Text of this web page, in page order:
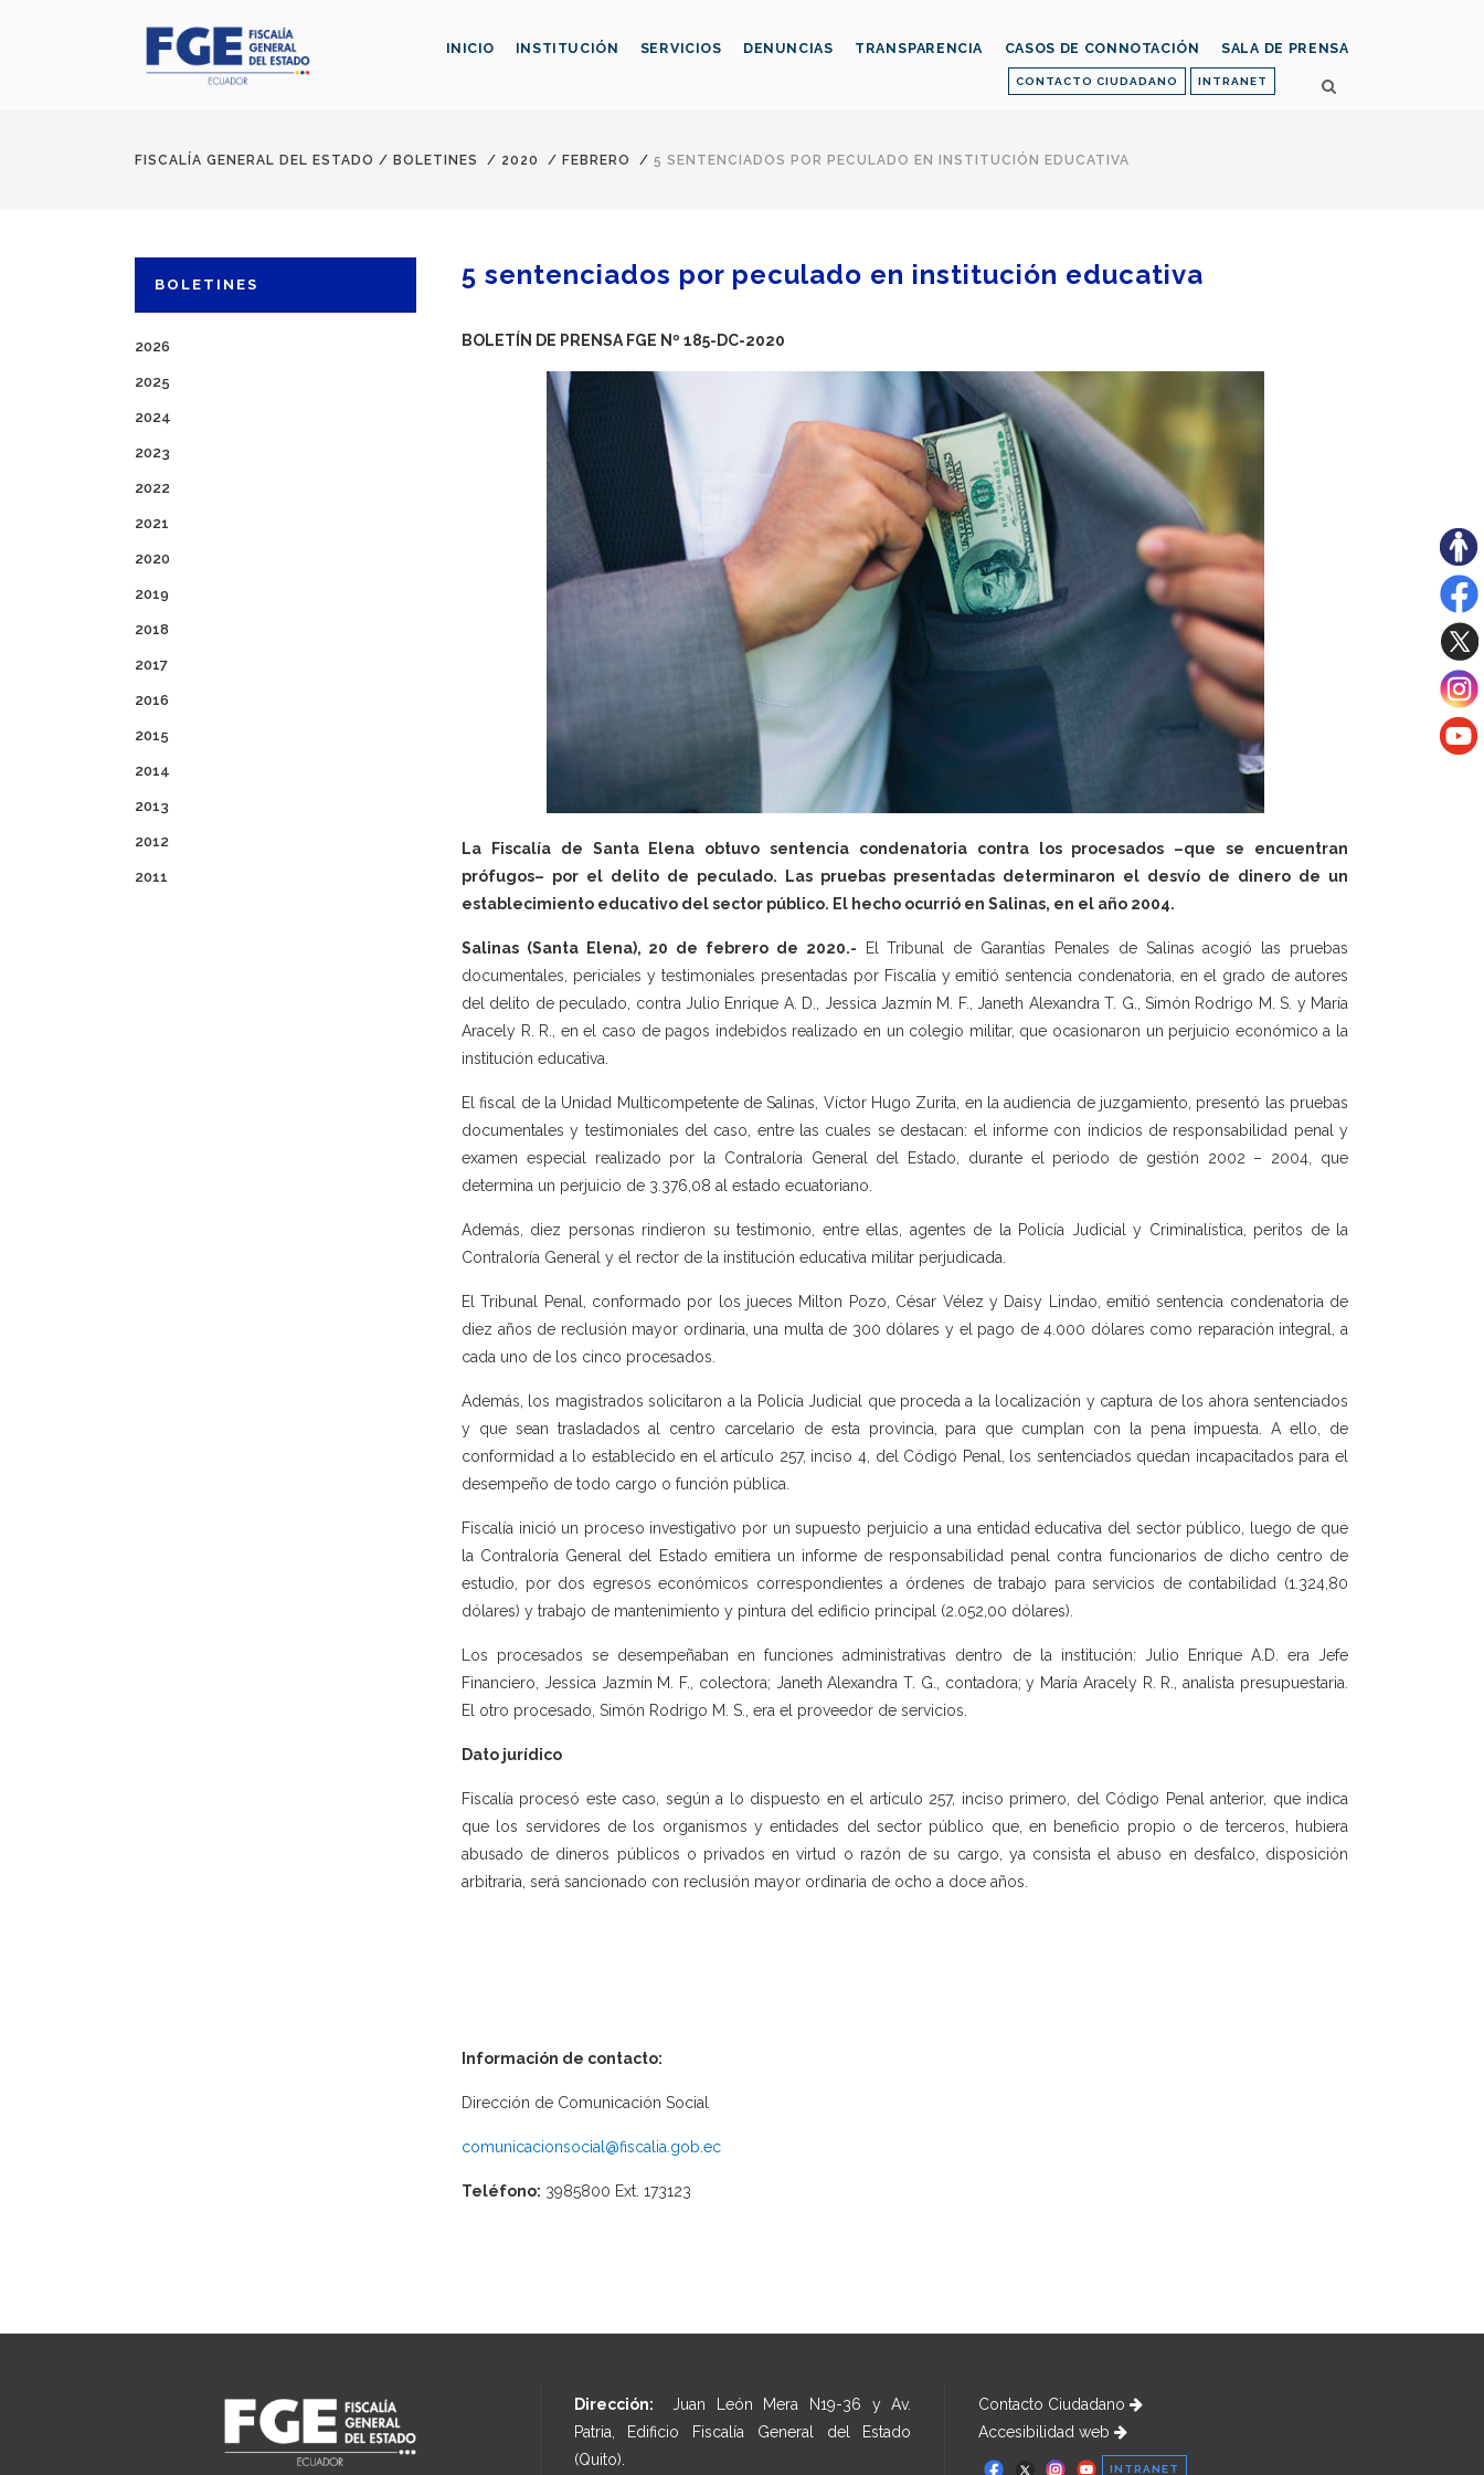
CONTACTO CIUDADANO INTRANET
INICIO INSTITUCIÓN SERVICIOS DENUNCIAS TRANSPARENCIA CASOS DE CONNOTACIÓN SALA DE PRENSA
FISCALÍA GENERAL DEL ESTADO / BOLETINES / 2020 / FEBRERO / 5 SENTENCIADOS POR PECULADO EN INSTITUCIÓN EDUCATIVA
BOLETINES
2026
2025
2024
2023
2022
2021
2020
2019
2018
2017
2016
2015
2014
2013
2012
2011
5 sentenciados por peculado en institución educativa
BOLETÍN DE PRENSA FGE Nº 185-DC-2020
La Fiscalía de Santa Elena obtuvo sentencia condenatoria contra los procesados –que se encuentran
prófugos– por el delito de peculado. Las pruebas presentadas determinaron el desvío de dinero de un
establecimiento educativo del sector público. El hecho ocurrió en Salinas, en el año 2004.
Salinas (Santa Elena), 20 de febrero de 2020.- El Tribunal de Garantías Penales de Salinas acogió las pruebas
documentales, periciales y testimoniales presentadas por Fiscalía y emitió sentencia condenatoria, en el grado de autores
del delito de peculado, contra Julio Enrique A. D., Jessica Jazmín M. F., Janeth Alexandra T. G., Simón Rodrigo M. S. y María
Aracely R. R., en el caso de pagos indebidos realizado en un colegio militar, que ocasionaron un perjuicio económico a la
institución educativa.
El fiscal de la Unidad Multicompetente de Salinas, Víctor Hugo Zurita, en la audiencia de juzgamiento, presentó las pruebas
documentales y testimoniales del caso, entre las cuales se destacan: el informe con indicios de responsabilidad penal y
examen especial realizado por la Contraloría General del Estado, durante el periodo de gestión 2002 – 2004, que
determina un perjuicio de 3.376,08 al estado ecuatoriano.
Además, diez personas rindieron su testimonio, entre ellas, agentes de la Policía Judicial y Criminalística, peritos de la
Contraloría General y el rector de la institución educativa militar perjudicada.
El Tribunal Penal, conformado por los jueces Milton Pozo, César Vélez y Daisy Lindao, emitió sentencia condenatoria de
diez años de reclusión mayor ordinaria, una multa de 300 dólares y el pago de 4.000 dólares como reparación integral, a
cada uno de los cinco procesados.
Además, los magistrados solicitaron a la Policía Judicial que proceda a la localización y captura de los ahora sentenciados
y que sean trasladados al centro carcelario de esta provincia, para que cumplan con la pena impuesta. A ello, de
conformidad a lo establecido en el artículo 257, inciso 4, del Código Penal, los sentenciados quedan incapacitados para el
desempeño de todo cargo o función pública.
Fiscalía inició un proceso investigativo por un supuesto perjuicio a una entidad educativa del sector público, luego de que
la Contraloría General del Estado emitiera un informe de responsabilidad penal contra funcionarios de dicho centro de
estudio, por dos egresos económicos correspondientes a órdenes de trabajo para servicios de contabilidad (1.324,80
dólares) y trabajo de mantenimiento y pintura del edificio principal (2.052,00 dólares).
Los procesados se desempeñaban en funciones administrativas dentro de la institución: Julio Enrique A.D. era Jefe
Financiero, Jessica Jazmín M. F., colectora; Janeth Alexandra T. G., contadora; y María Aracely R. R., analista presupuestaria.
El otro procesado, Simón Rodrigo M. S., era el proveedor de servicios.
Dato jurídico
Fiscalía procesó este caso, según a lo dispuesto en el artículo 257, inciso primero, del Código Penal anterior, que indica
que los servidores de los organismos y entidades del sector público que, en beneficio propio o de terceros, hubiera
abusado de dineros públicos o privados en virtud o razón de su cargo, ya consista el abuso en desfalco, disposición
arbitraria, será sancionado con reclusión mayor ordinaria de ocho a doce años.
Información de contacto:
Dirección de Comunicación Social
comunicacionsocial@fiscalia.gob.ec
Teléfono: 3985800 Ext. 173123
Dirección: Juan León Mera N19-36 y Av.
Patria, Edificio Fiscalía General del Estado
(Quito).
Contacto Ciudadano
Accesibilidad web
INTRANET